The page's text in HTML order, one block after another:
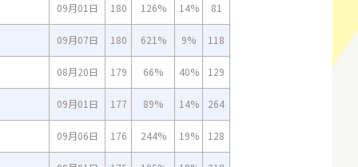
09月01日 180 126% 14% 81
09月07日 180 621% 9% 118
08月20日 179 66% 40% 129
09月01日 177 89% 14% 264
09月06日 176 244% 19% 128